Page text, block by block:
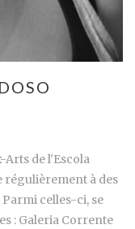
Arts de l'Escola
à des
celles-ci, se
: Galeria Corrente